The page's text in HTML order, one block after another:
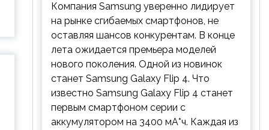
дешевле предшественника
Компания Samsung уверенно лидирует
на рынке сгибаемых смартфонов, не
оставляя шансов конкурентам. В конце
лета ожидается премьера моделей
нового поколения. Одной из новинок
станет Samsung Galaxy Flip 4. Что
известно Samsung Galaxy Flip 4 станет
первым смартфоном серии с
аккумулятором на 3400 мА*ч. Каждая из